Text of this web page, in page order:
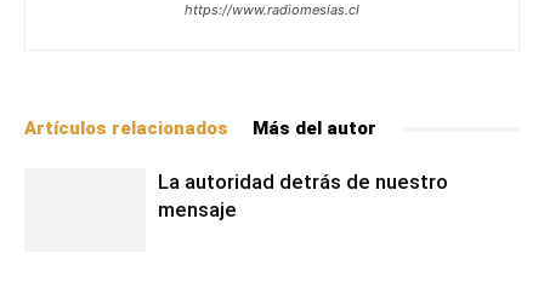
https://www.radiomesias.cl
Artículos relacionados Más del autor
La autoridad detrás de nuestro
mensaje